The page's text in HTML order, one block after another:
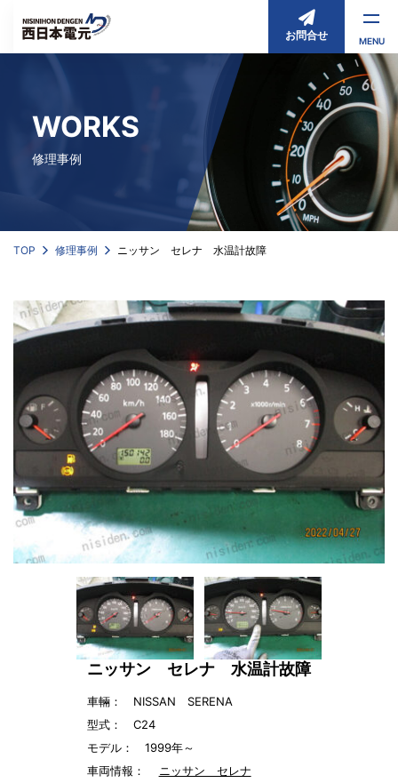
お問合せ MENU
WORKS
修理事例
TOP 修理事例 ニッサン セレナ 水温計故障
ニッサン セレナ 水温計故障
車輛： NISSAN SERENA
型式： C24
モデル： 1999年～
車両情報：
ニッサン セレナ